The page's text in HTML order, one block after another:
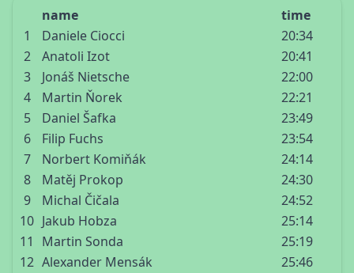
name
time
1
Daniele Ciocci
20:34
2
Anatoli Izot
20:41
3
Jonáš Nietsche
22:00
4
Martin Ňorek
22:21
5
Daniel Šafka
23:49
6
Filip Fuchs
23:54
7
Norbert Komiňák
24:14
8
Matěj Prokop
24:30
9
Michal Čičala
24:52
10 Jakub Hobza
25:14
11
Martin Sonda
25:19
12 Alexander Mensák
25:46